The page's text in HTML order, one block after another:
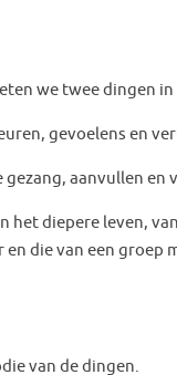
we twee dingen
gevoelens en
aanvullen en
het diepere leven,
die van een
van de dingen.